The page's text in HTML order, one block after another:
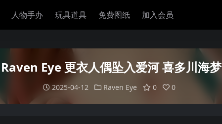
人物手办 玩具道具 免费图纸 加入会员
Raven Eye 更衣人偶坠入爱河 喜多川海梦
2025-04-12 Raven Eye 0 0